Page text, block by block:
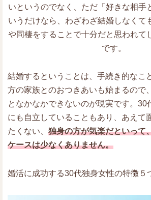
いというのでなく、ただ「好きな相手
いうだけなら、わざわざ結婚しなくて
や同棲をすることで十分だと思われて
です。
結婚するということは、手続き的なこ
方の家族とのおつきあいも始まるので
となかなかできないのが現実です。30
にも自立していることもあり、あえて
たくない、 独身の方が気楽だといって
ケースは少なくありません。
婚活に成功する30代独身女性の特徴５